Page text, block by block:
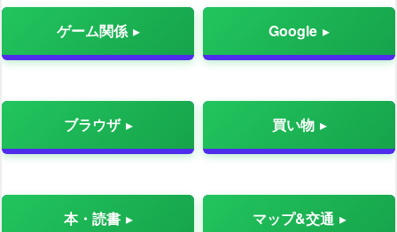
ゲーム関係 Google
ブラウザ 買い物
本・読書 マップ&交通